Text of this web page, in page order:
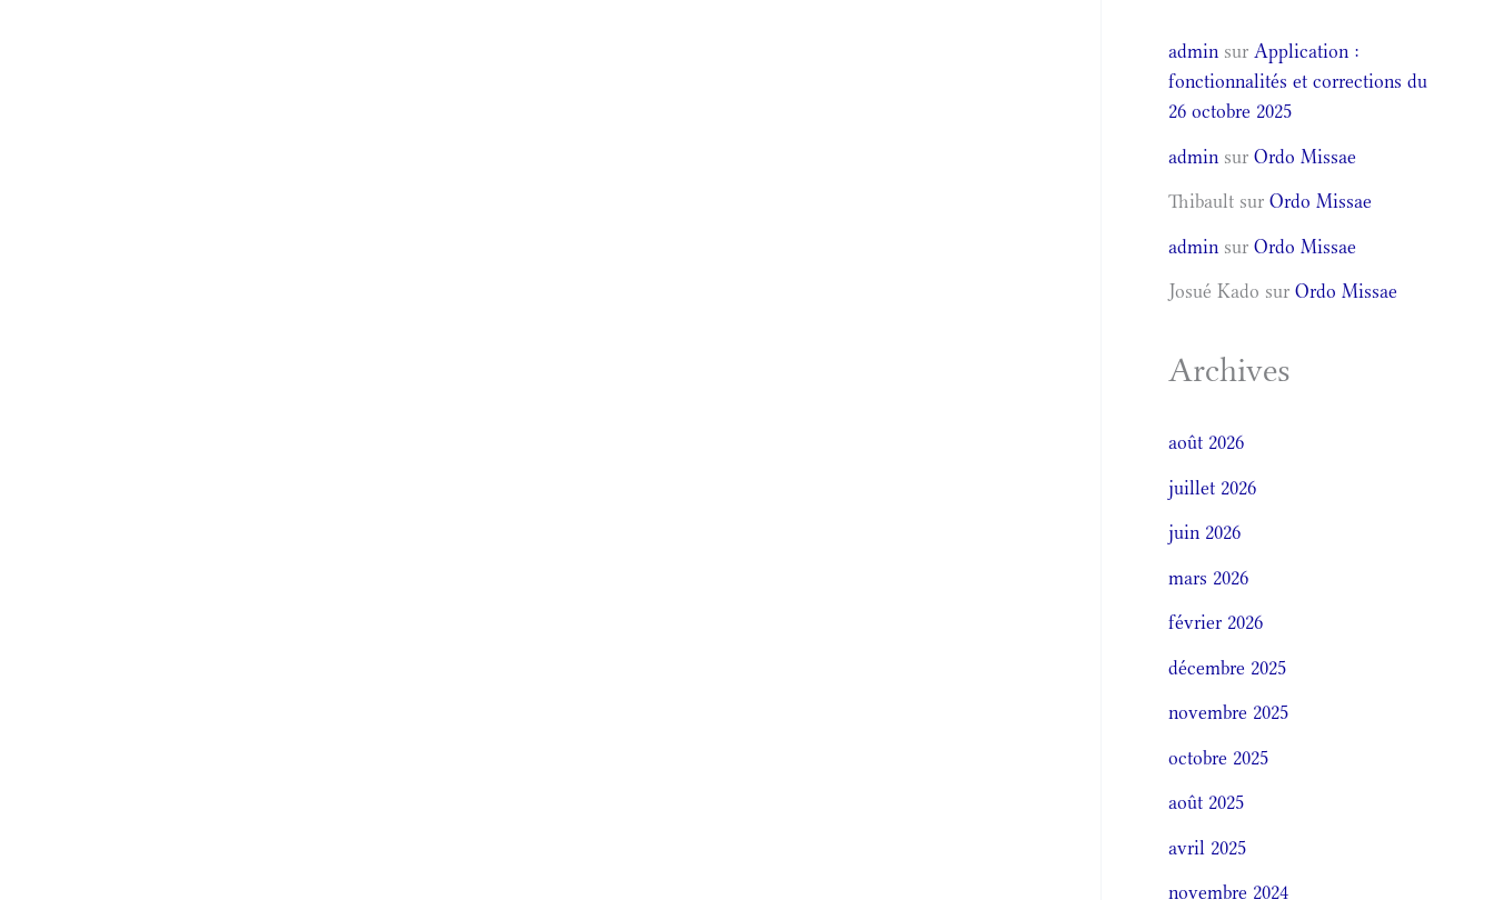
admin surApplication :
fonctionnalités et corrections du
26 octobre 2025
admin surOrdo Missae
Thibault surOrdo Missae
admin surOrdo Missae
Josué Kado surOrdo Missae
Archives
août 2026
juillet 2026
juin 2026
mars 2026
février 2026
décembre 2025
novembre 2025
octobre 2025
août 2025
avril 2025
novembre 2024